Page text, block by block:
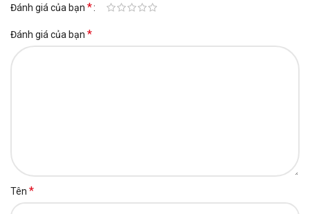
Đánh giá của bạn *
Đánh giá của bạn *
Tên *